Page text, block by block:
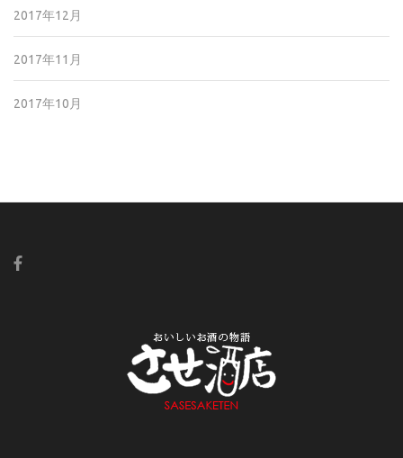
2017年12月
2017年11月
2017年10月